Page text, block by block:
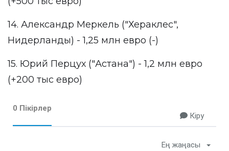
14. Александр Меркель ("Хераклес",
Нидерланды) - 1,25 млн евро (-)
15. Юрий Перцух ("Астана") - 1,2 млн евро
(+200 тыс евро)
0 Пікірлер
Кіру
Ең жаңасы